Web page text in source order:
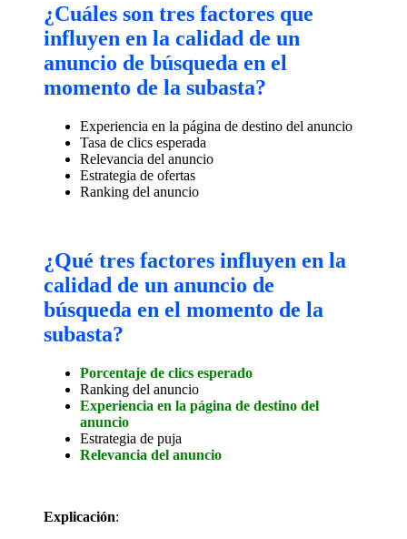
¿Cuáles son tres factores que
influyen en la calidad de un
anuncio de búsqueda en el
momento de la subasta?
Experiencia en la página de destino del anuncio
Tasa de clics esperada
Relevancia del anuncio
Estrategia de ofertas
Ranking del anuncio
¿Qué tres factores influyen en la
calidad de un anuncio de
búsqueda en el momento de la
subasta?
Porcentaje de clics esperado
Ranking del anuncio
Experiencia en la página de destino del
anuncio
Estrategia de puja
Relevancia del anuncio
Explicación: